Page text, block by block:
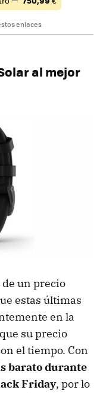
enlaces
al mejor
un precio
estas últimas
en la
su precio
el tiempo. Con
barato durante
Friday, por lo